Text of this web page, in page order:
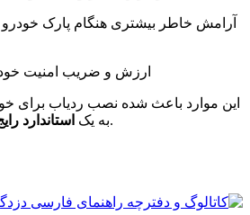
آرامش خاطر بیشتری هنگام پارک
ارزش و ضریب امنیت
این موارد باعث شده نصب ردیاب برای
به یک استاندارد بین خریداران تبدیل شود.